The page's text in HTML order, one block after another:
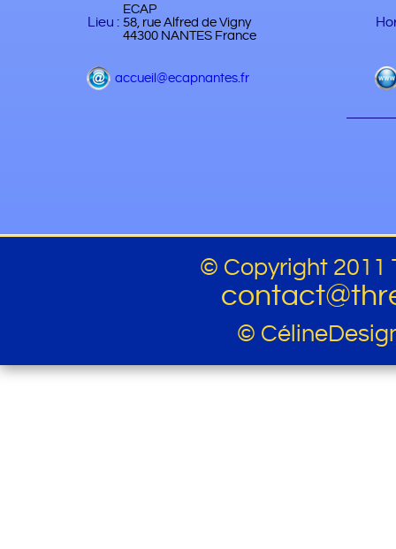
Lieu :
ECAP
58, rue Alfred de Vigny
44300 NANTES France
accueil@ecapnantes.fr
© Copyright 2011
©